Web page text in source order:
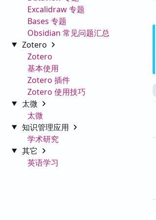
Excalidraw 专题
Bases 专题
Obsidian 常见问题汇总
Zotero
Zotero
基本使用
Zotero 插件
Zotero 使用技巧
太微
太微
知识管理应用
学术研究
其它
英语学习